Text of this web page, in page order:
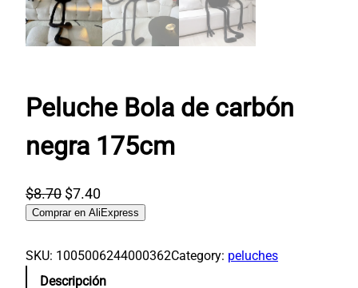
Peluche Bola de carbón
negra 175cm
$8.70 E
l
r
e
$7.40E
l
r
e
Comprar en AliExpress
SKU: 1005006244000362Category: peluches
Descripción